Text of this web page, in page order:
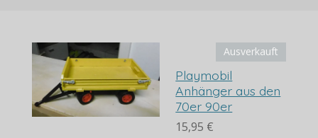
Ausverkauft
Playmobil
Anhänger aus den
70er 90er
15,95 €